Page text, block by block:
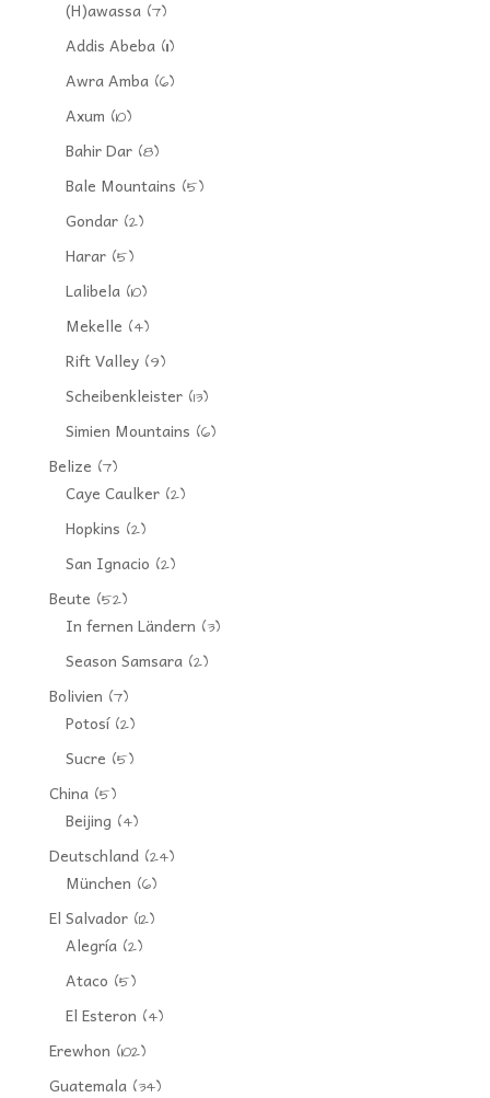
(H)awassa(7)
Addis Abeba(11)
Awra Amba(6)
Axum (10)
Bahir Dar(8)
Bale Mountains (5)
Gondar(2)
Harar(5)
Lalibela(10)
Mekelle (4)
Rift Valley(9)
Scheibenkleister(13)
Simien Mountains (6)
Belize (7)
Caye Caulker(2)
Hopkins (2)
San Ignacio (2)
Beute (52)
In fernen Ländern (3)
Season Samsara(2)
Bolivien (7)
Potosí(2)
Sucre (5)
China(5)
Beijing (4)
Deutschland(24)
München (6)
El Salvador(12)
Alegría(2)
Ataco (5)
El Esteron (4)
Erewhon (102)
Guatemala(34)